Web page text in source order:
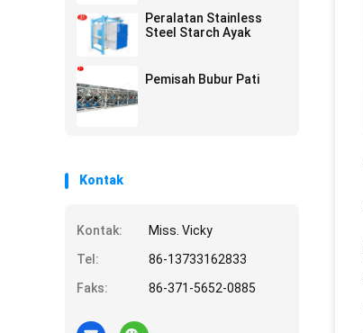
Peralatan Stainless
Steel Starch Ayak
Pemisah Bubur Pati
Kontak
Kontak:
Miss. Vicky
Tel:
86-13733162833
Faks:
86-371-5652-0885